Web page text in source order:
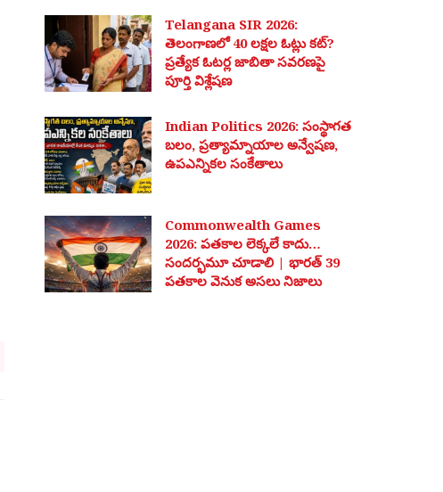
Telangana SIR 2026:
తెలంగాణలో 40 లక్షల ఓట్లు కట్?
ప్రత్యేక ఓటర్ల జాబితా సవరణపై
పూర్తి విశ్లేషణ
Indian Politics 2026: సంస్థాగత
బలం, ప్రత్యామ్నాయాల అన్వేషణ,
ఉపఎన్నికల సంకేతాలు
Commonwealth Games
2026: పతకాల లెక్కలే కాదు…
సందర్భమూ చూడాలి | భారత్ 39
పతకాల వెనుక అసలు నిజాలు